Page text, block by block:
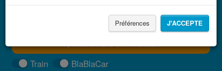
Préférences J'ACCEPTE
TROUVER UN TRAJET
Train
BlaBlaCar